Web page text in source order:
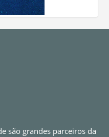
são grandes parceiros da